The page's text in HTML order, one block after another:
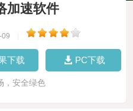
加速软件
09
下载 PC下载
，安全绿色